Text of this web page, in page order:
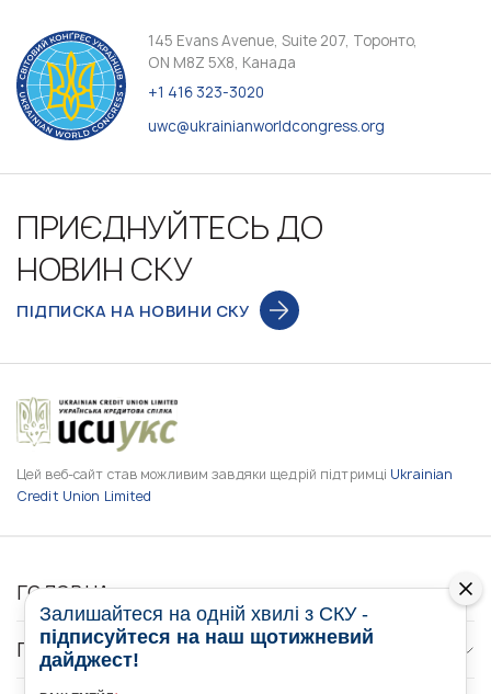
145 Evans Avenue, Suite 207, Торонто,
ON M8Z 5X8, Канада
+1 416 323-3020
uwc@ukrainianworldcongress.org
ПРИЄДНУЙТЕСЬ ДО
НОВИН СКУ
ПІДПИСКА НА НОВИНИ СКУ
Цей веб-сайт став можливим завдяки щедрій підтримці Ukrainian
Credit Union Limited
ГОЛОВНА
ПРО НАС
Залишайтеся на одній хвилі з СКУ -
підписуйтеся на наш щотижневий
дайджест!